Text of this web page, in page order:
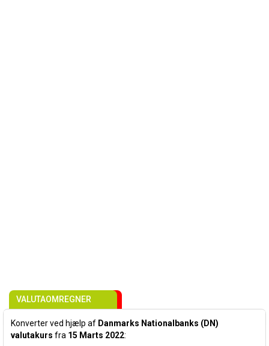
VALUTAOMREGNER
Konverter ved hjælp af Danmarks Nationalbanks (DN)
valutakurs fra 15 Marts 2022: